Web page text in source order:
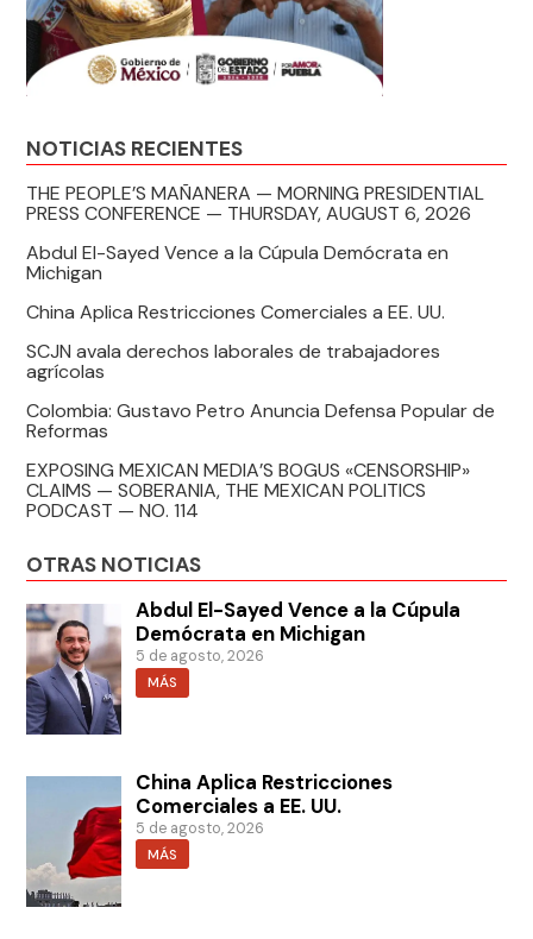
NOTICIAS RECIENTES
THE PEOPLE’S MAÑANERA — MORNING PRESIDENTIAL
PRESS CONFERENCE — THURSDAY, AUGUST 6, 2026
Abdul El-Sayed Vence a la Cúpula Demócrata en
Michigan
China Aplica Restricciones Comerciales a EE. UU.
SCJN avala derechos laborales de trabajadores
agrícolas
Colombia: Gustavo Petro Anuncia Defensa Popular de
Reformas
EXPOSING MEXICAN MEDIA’S BOGUS «CENSORSHIP»
CLAIMS — SOBERANIA, THE MEXICAN POLITICS
PODCAST — NO. 114
OTRAS NOTICIAS
Abdul El-Sayed Vence a la Cúpula
Demócrata en Michigan
5 de agosto, 2026
MÁS
China Aplica Restricciones
Comerciales a EE. UU.
5 de agosto, 2026
MÁS